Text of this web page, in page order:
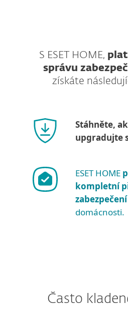
S ESET HOME,
správu
získáte
Stáhněte,
upgradujte
ESET HOME
kompletní
zabezpečení
domácnosti.
Často